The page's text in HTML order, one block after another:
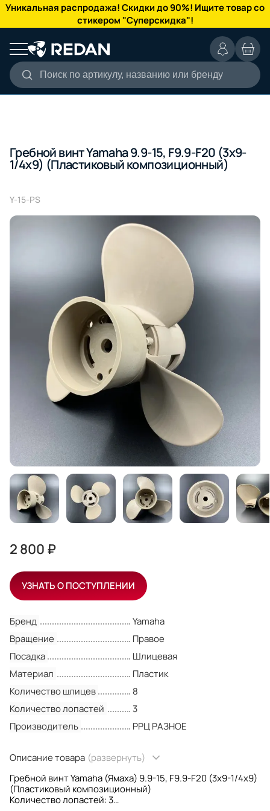
Уникальная распродажа! Скидки до 90%! Ищите товар со
стикером "Суперскидка"!
Поиск по артикулу, названию или бренду
КАТАЛОГ
Гребной винт Yamaha 9.9-15, F9.9-F20 (3x9-
1/4x9) (Пластиковый композиционный)
Y-15-PS
Бренд
Yamaha
Вращение
Правое
Посадка
Шлицевая
Материал
Пластик
Количество шлицев
8
Количество лопастей
3
Производитель
РРЦ РАЗНОЕ
Описание товара (развернуть)
Гребной винт Yamaha (Ямаха) 9.9-15, F9.9-F20 (3x9-1/4x9)
(Пластиковый композиционный)
Количество лопастей: 3
2 800 ₽
УЗНАТЬ О ПОСТУПЛЕНИИ